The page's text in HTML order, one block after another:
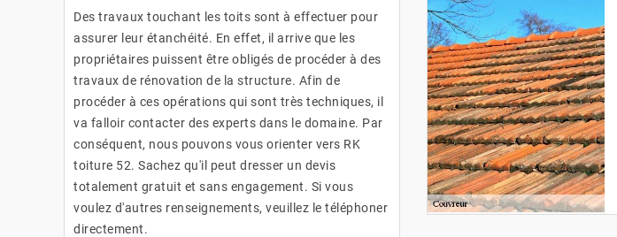
Des travaux touchant les toits sont à effectuer pour
assurer leur étanchéité. En effet, il arrive que les
propriétaires puissent être obligés de procéder à des
travaux de rénovation de la structure. Afin de
procéder à ces opérations qui sont très techniques, il
va falloir contacter des experts dans le domaine. Par
conséquent, nous pouvons vous orienter vers RK
toiture 52. Sachez qu'il peut dresser un devis
totalement gratuit et sans engagement. Si vous
voulez d'autres renseignements, veuillez le téléphoner
directement.